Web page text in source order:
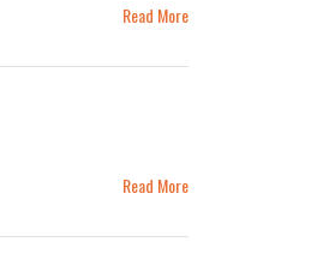
Read More
Read More